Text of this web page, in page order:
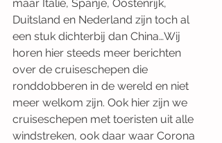
maar Italië, Spanje, Oostenrijk,
Duitsland en Nederland zijn toch al
een stuk dichterbij dan China…Wij
horen hier steeds meer berichten
over de cruiseschepen die
ronddobberen in de wereld en niet
meer welkom zijn. Ook hier zijn we
cruiseschepen met toeristen uit alle
windstreken, ook daar waar Corona